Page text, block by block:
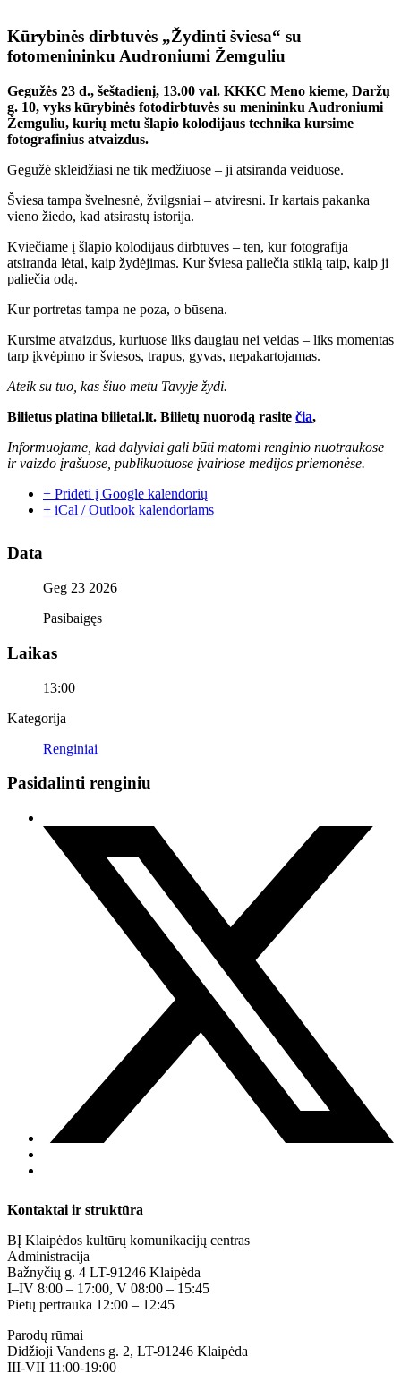
Kūrybinės dirbtuvės „Žydinti šviesa“ su
fotomenininku Audroniumi Žemguliu
Gegužės 23 d., šeštadienį, 13.00 val. KKKC Meno kieme, Daržų
g. 10, vyks kūrybinės fotodirbtuvės su menininku Audroniumi
Žemguliu, kurių metu šlapio kolodijaus technika kursime
fotografinius atvaizdus.
Gegužė skleidžiasi ne tik medžiuose – ji atsiranda veiduose.
Šviesa tampa švelnesnė, žvilgsniai – atviresni. Ir kartais pakanka
vieno žiedo, kad atsirastų istorija.
Kviečiame į šlapio kolodijaus dirbtuves – ten, kur fotografija
atsiranda lėtai, kaip žydėjimas. Kur šviesa paliečia stiklą taip, kaip ji
paliečia odą.
Kur portretas tampa ne poza, o būsena.
Kursime atvaizdus, kuriuose liks daugiau nei veidas – liks momentas
tarp įkvėpimo ir šviesos, trapus, gyvas, nepakartojamas.
Ateik su tuo, kas šiuo metu Tavyje žydi.
Bilietus platina bilietai.lt. Bilietų nuorodą rasite čia,
Informuojame, kad dalyviai gali būti matomi renginio nuotraukose
ir vaizdo įrašuose, publikuotuose įvairiose medijos priemonėse.
+ Pridėti į Google kalendorių
+ iCal / Outlook kalendoriams
Data
Geg 23 2026
Pasibaigęs
Laikas
13:00
Kategorija
Renginiai
Pasidalinti renginiu
Kontaktai ir struktūra
BĮ Klaipėdos kultūrų komunikacijų centras
Administracija
Bažnyčių g. 4 LT-91246 Klaipėda
I–IV 8:00 – 17:00, V 08:00 – 15:45
Pietų pertrauka 12:00 – 12:45
Parodų rūmai
Didžioji Vandens g. 2, LT-91246 Klaipėda
III-VII 11:00-19:00